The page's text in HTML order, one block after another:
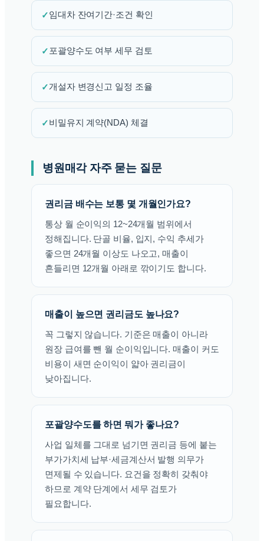
✓임대차 잔여기간·조건 확인
✓ 포괄양수도 여부 세무 검토
✓개설자 변경신고 일정 조율
✓비밀유지 계약(NDA) 체결
병원매각 자주 묻는 질문
권리금 배수는 보통 몇 개월인가요?
통상 월 순이익의 12~24개월 범위에서
정해집니다. 단골 비율, 입지, 수익 추세가
좋으면 24개월 이상도 나오고, 매출이
흔들리면 12개월 아래로 깎이기도 합니다.
매출이 높으면 권리금도 높나요?
꼭 그렇지 않습니다. 기준은 매출이 아니라
원장 급여를 뺀 월 순이익입니다. 매출이 커도
비용이 새면 순이익이 얇아 권리금이
낮아집니다.
포괄양수도를 하면 뭐가 좋나요?
사업 일체를 그대로 넘기면 권리금 등에 붙는
부가가치세 납부·세금계산서 발행 의무가
면제될 수 있습니다. 요건을 정확히 갖춰야
하므로 계약 단계에서 세무 검토가
필요합니다.